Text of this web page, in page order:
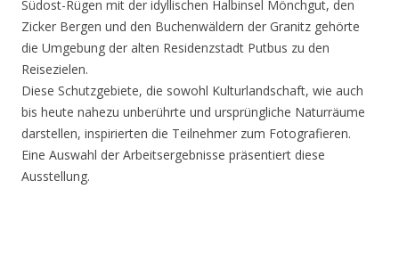
Südost-Rügen mit der idyllischen Halbinsel Mönchgut, den
Zicker Bergen und den Buchenwäldern der Granitz gehörte
die Umgebung der alten Residenzstadt Putbus zu den
Reisezielen.
Diese Schutzgebiete, die sowohl Kulturlandschaft, wie auch
bis heute nahezu unberührte und ursprüngliche Naturräume
darstellen, inspirierten die Teilnehmer zum Fotografieren.
Eine Auswahl der Arbeitsergebnisse präsentiert diese
Ausstellung.